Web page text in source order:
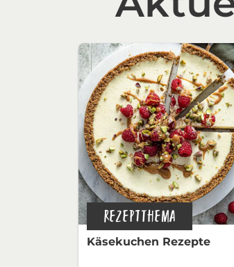
REZEPTTHEMA
Käsekuchen Rezepte